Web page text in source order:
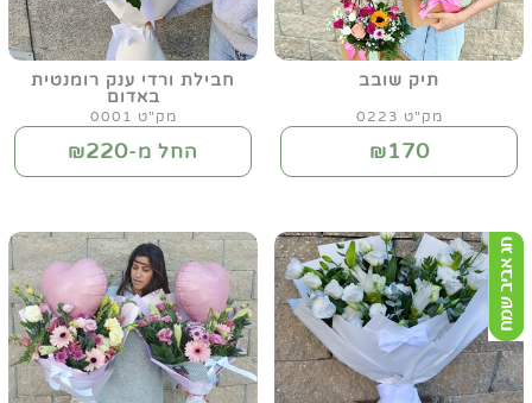
תיק שובב
מק"ט 0223
₪170
חבילת ורדי ענק רומנטית
באדום
מק"ט 0001
החל מ-₪220